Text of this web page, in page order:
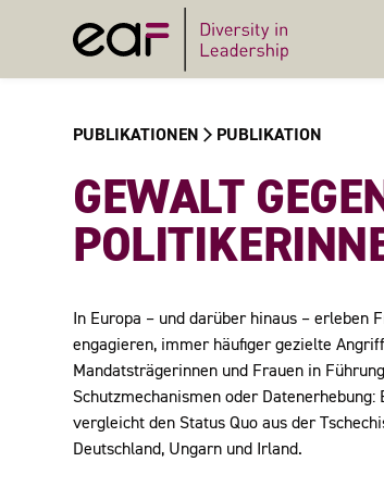
PUBLIKATIONEN PUBLIKATION
GEWALT
In Europa – und darüber hinaus – erleben
engagieren, immer häufiger gezielte
Mandatsträgerinnen und Frauen in
Schutzmechanismen oder
vergleicht den Status Quo aus der
Deutschland, Ungarn und Irland.